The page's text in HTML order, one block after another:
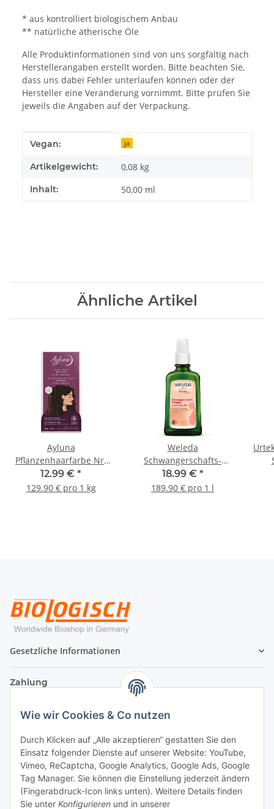
Wie wir Cookies & Co nutzen
Durch Klicken auf „Alle akzeptieren“ gestatten Sie den
Einsatz folgender Dienste auf unserer Website: YouTube,
Vimeo, ReCaptcha, Google Analytics, Google Ads, Google
Tag Manager. Sie können die Einstellung jederzeit ändern
(Fingerabdruck-Icon links unten). Weitere Details finden
Sie unter Konfigurieren und in unserer
* aus kontrolliert biologischem Anbau
** natürliche ätherische Öle
Alle Produktinformationen sind von uns sorgfältig nach
Herstellerangaben erstellt worden. Bitte beachten Sie,
dass uns dabei Fehler unterlaufen können oder der
Hersteller eine Veränderung vornimmt. Bitte prüfen Sie
jeweils die Angaben auf der Verpackung.
Produkteigenschaft
Wert
Vegan: ja
Artikelgewicht: 0,08 kg
Inhalt: 50,00 ml
Ähnliche Artikel
Ayluna
Pflanzenhaarfarbe Nr.
100 Schwarzbraun 100g
12.99 € *
129.90 € pro 1 kg
Weleda
Schwangerschafts-
Pflegeöl 100ml
18.99 € *
189.90 € pro 1 l
Gesetzliche Informationen
Zahlung